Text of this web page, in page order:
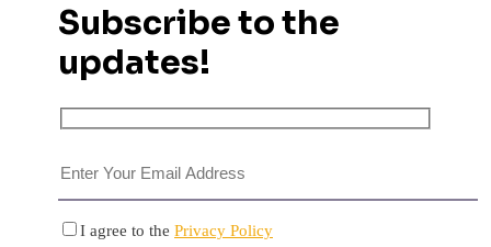
Subscribe to the
updates!
I agree to the Privacy Policy